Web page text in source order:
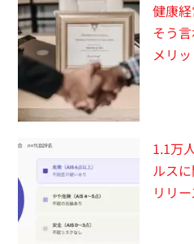
健康
そう
メリ
1.1万
ルス
リリ